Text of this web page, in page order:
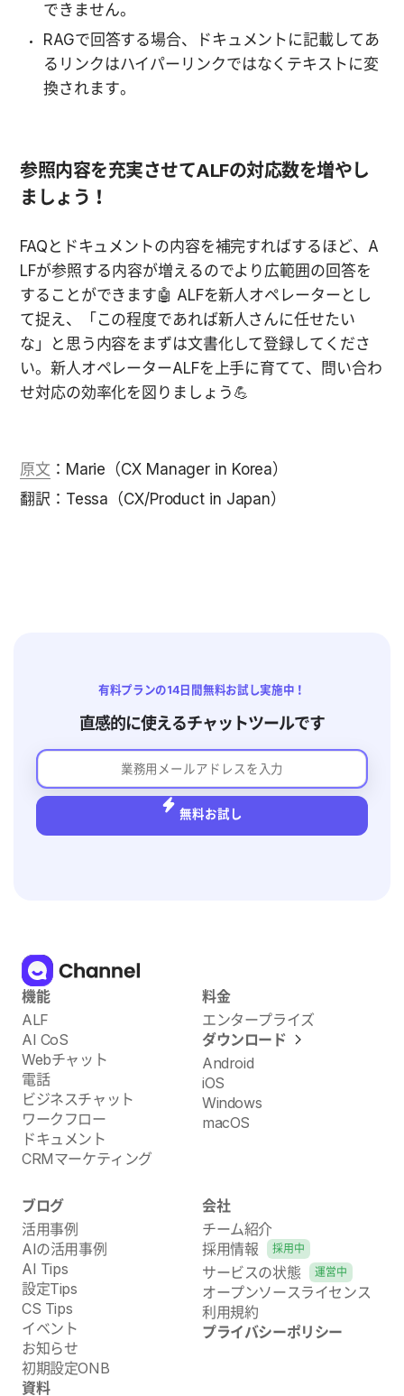
できません。
RAGで回答する場合、ドキュメントに記載してあ
るリンクはハイパーリンクではなくテキストに変
換されます。
参照内容を充実させてALFの対応数を増やし
ましょう！
FAQとドキュメントの内容を補完すればするほど、A
LFが参照する内容が増えるのでより広範囲の回答を
することができます🤖 ALFを新人オペレーターとし
て捉え、「この程度であれば新人さんに任せたい
な」と思う内容をまずは文書化して登録してくださ
い。新人オペレーターALFを上手に育てて、問い合わ
せ対応の効率化を図りましょう💪
原文 ：Marie（CX Manager in Korea）
翻訳：Tessa（CX/Product in Japan）
有料プランの14日間無料お試し実施中！
直感的に使えるチャットツールです
無料お試し
機能
ALF
AI CoS
Webチャット
電話
ビジネスチャット
ワークフロー
ドキュメント
CRMマーケティング
料金
エンタープライズ
ダウンロード
Android
iOS
Windows
macOS
ブログ
活用事例
AIの活用事例
AI Tips
設定Tips
CS Tips
イベント
お知らせ
初期設定ONB
資料
会社
チーム紹介
採用情報
採用中
サービスの状態 運営中
オープンソースライセンス
利用規約
プライバシーポリシー